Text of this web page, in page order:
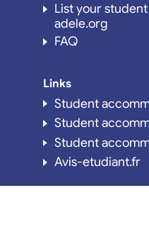
List your
adele.org
FAQ
Links
Student
Student
Student
Avis-etudiant.fr